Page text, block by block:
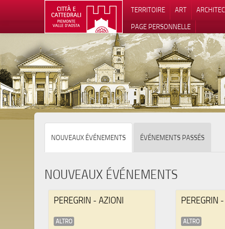
TERRITOIRE ART
PAGE PERSONNELLE
NOUVEAUX ÉVÉNEMENTS ÉVÉNEMENTS PASSÉS
NOUVEAUX ÉVÉNEMENTS
PEREGRIN - AZIONI
ALTRO
PEREGRIN
ALTRO